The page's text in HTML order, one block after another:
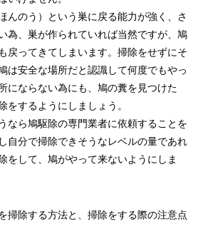
んのう）という巣に戻る能力が強く、さ
為、巣が作られていれば当然ですが、鳩
戻ってきてしまいます。掃除をせずにそ
は安全な場所だと認識して何度でもやっ
にならない為にも、鳩の糞を見つけた
をするようにしましょう。
なら鳩駆除の専門業者に依頼することを
自分で掃除できそうなレベルの量であれ
をして、鳩がやって来ないようにしま
掃除する方法と、掃除をする際の注意点